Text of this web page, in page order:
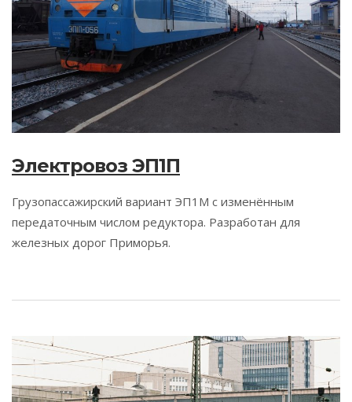
Электровоз ЭП1П
Грузопассажирский вариант ЭП1М с изменённым
передаточным числом редуктора. Разработан для
железных дорог Приморья.